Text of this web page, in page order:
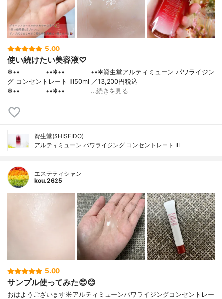
5.00
使い続けたい美容液♡
✼••┈┈┈┈••✼••┈┈┈┈••✼資生堂アルティミューン パワライジン
グ コンセントレート Ⅲ50ml ／13,200円税込
✼••┈┈┈┈••✼••┈┈┈┈…続きを見る
資生堂(SHISEIDO)
アルティミューン パワライジング コンセントレート III
エステティシャン
kou.2625
5.00
サンプル使ってみた😊😊
おはようございます☀アルティミューンパワライジングコンセントレー